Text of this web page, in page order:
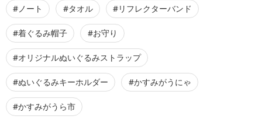
#ノート #タオル #リフレクターバンド
#着ぐるみ帽子 #お守り
#オリジナルぬいぐるみストラップ
#ぬいぐるみキーホルダー #かすみがうにゃ
#かすみがうら市